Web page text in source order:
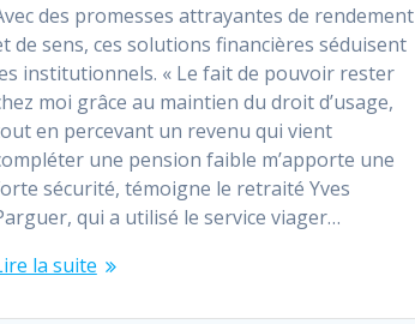
des promesses attrayantes de rendement
de sens, ces solutions financières séduisent
institutionnels. « Le fait de pouvoir rester
moi grâce au maintien du droit d’usage,
en percevant un revenu qui vient
une pension faible m’apporte une
sécurité, témoigne le retraité Yves
qui a utilisé le service viager…
la suite